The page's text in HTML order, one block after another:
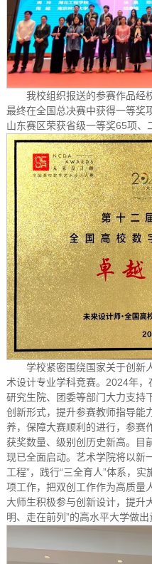
我校组织报送的参赛作品经
最终在全国总决赛中获得一等奖
山东赛区荣获省级一等奖65项、
学校紧密围绕国家关于创新
术设计专业学科竞赛。2024年，
研究生院、团委等部门大力支持
创新形式，提升参赛教师指导能
养，保障大赛顺利的进行，参赛
获奖数量、级别创历史新高。目
现已全面启动。艺术学院将以新
工程”，践行“三全育人”体系，
项工作，把双创工作作为高质量
大师生积极参与创新设计，提升
明、走在前列”的高水平大学做出